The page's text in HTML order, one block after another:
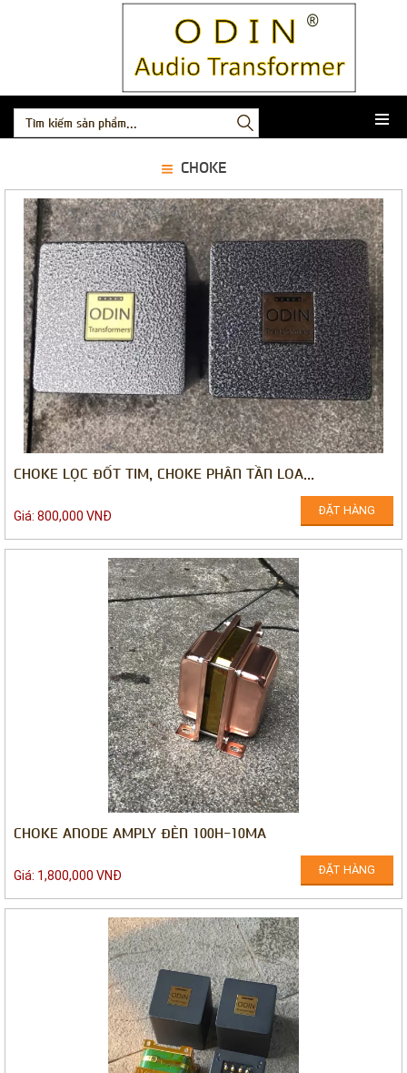
CHOKE
CHOKE LỌC ĐỐT TIM, CHOKE PHÂN TẦN LOA...
Giá: 800,000 VNĐ ĐẶT HÀNG
CHOKE ANODE AMPLY ĐÈN 100H-10MA
Giá: 1,800,000 VNĐ ĐẶT HÀNG